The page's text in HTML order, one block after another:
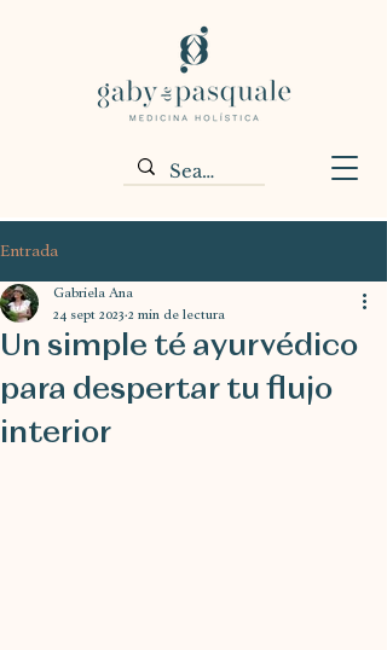
Entrada
Un simple té ayurvédico
para despertar tu flujo
interior
Gabriela Ana
24 sept 2023 2 min de lectura